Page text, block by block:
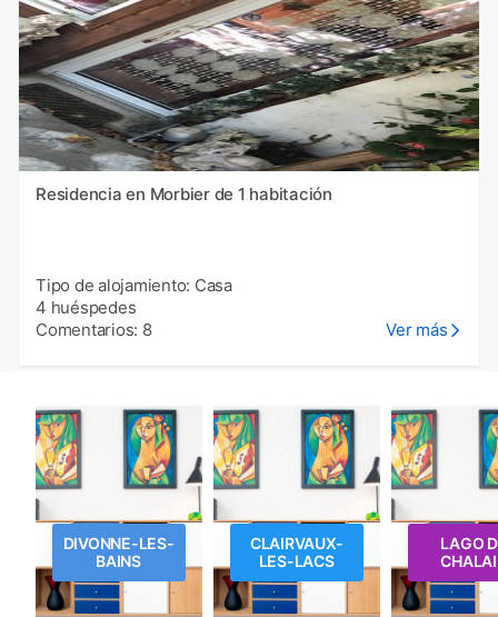
Residencia en Morbier de 1 habitación
Tipo de alojamiento: Casa
4 huéspedes
Comentarios: 8
Ver más
DIVONNE-LES-
BAINS
CLAIRVAUX-
LES-LACS
LAGO